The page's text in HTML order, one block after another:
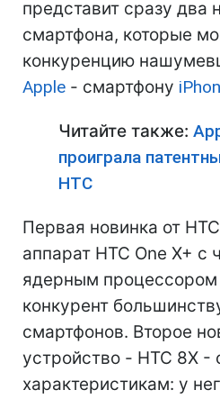
представит сразу два
смартфона, которые
конкуренцию
Apple - смартфону
Читайте также:
проиграла
HTC
Первая новинка от
аппарат HTC One X+ с
ядерным процессором
конкурент
смартфонов. Второе
устройство - HTC 8X -
характеристикам: у